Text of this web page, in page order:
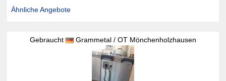
Ähnliche Angebote
Gebraucht Grammetal / OT Mönchenholzhausen